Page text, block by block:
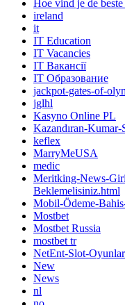
Hoe vind je de
ireland
it
IT Education
IT Vacancies
IT Вакансії
IT Образование
jackpot-gates-of-
jglhl
Kasyno Online PL
Kazandıran-
keflex
MarryMeUSA
medic
Meritking-News-
Beklemelisiniz.html
Mobil-Ödeme-
Mostbet
Mostbet Russia
mostbet tr
NetEnt-Slot-
New
News
nl